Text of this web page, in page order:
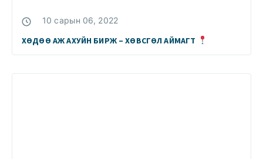
10 сарын 06, 2022
ХӨДӨӨ АЖ АХУЙН БИРЖ – ХӨВСГӨЛ АЙМАГТ